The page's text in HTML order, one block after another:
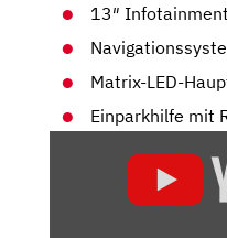
13″
Matrix-LED-
Einparkhilfe mit